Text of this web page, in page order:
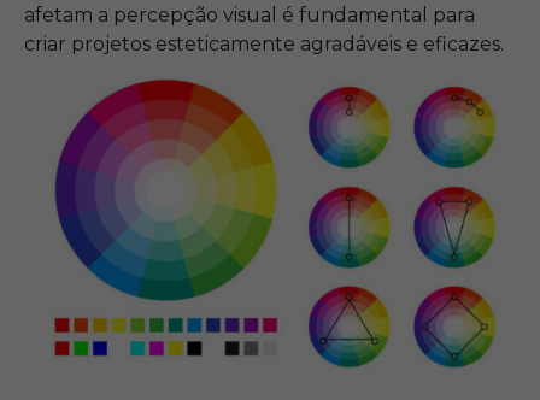
afetam a percepção visual é fundamental para
criar projetos esteticamente agradáveis e eficazes.